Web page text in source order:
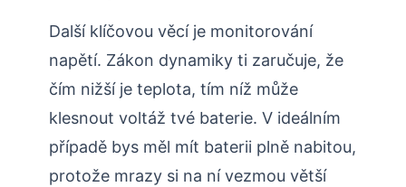
Další klíčovou věcí je monitorování
napětí. Zákon dynamiky ti zaručuje, že
čím nižší je teplota, tím níž může
klesnout voltáž tvé baterie. V ideálním
případě bys měl mít baterii plně nabitou,
protože mrazy si na ní vezmou větší